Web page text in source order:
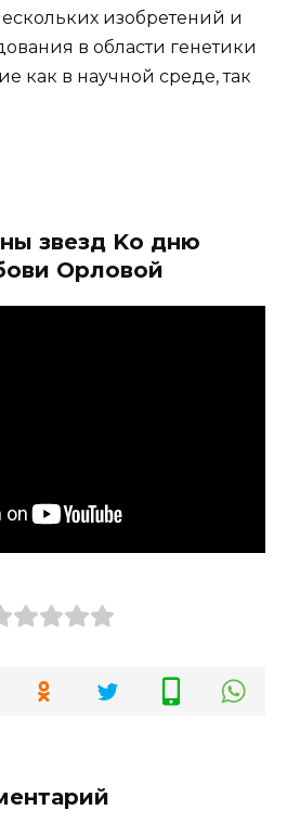
изобретений и
в области генетики
как в научной среде, так
звезд Kо дню
Орловой